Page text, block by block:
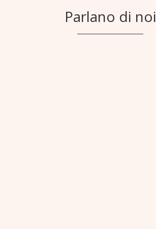
Parlano di noi